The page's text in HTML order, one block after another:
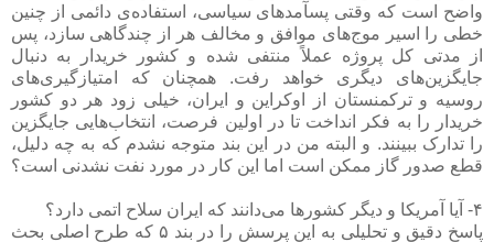
واضح است که وقتی پسآمدهای سیاسی، استفاده‌ی دائمی از چنین
خطی را اسیر موج‌های موافق و مخالف هر از چندگاهی سازد، پس
از مدتی کل پروژه عملاً منتفی شده و کشور خریدار به دنبال
جایگزین‌های دیگری خواهد رفت. همچنان که امتیازگیری‌های
روسیه و ترکمنستان از اوکراین و ایران، خیلی زود هر دو کشور
خریدار را به فکر انداخت تا در اولین فرصت، انتخاب‌هایی جایگزین
را تدارک ببینند. و البته من در این بند متوجه نشدم که به چه دلیل،
قطع صدور گاز ممکن است اما این کار در مورد نفت نشدنی است؟
۴- آیا آمریکا و دیگر کشورها می‌دانند که ایران سلاح اتمی دارد؟
پاسخ دقیق و تحلیلی به این پرسش را در بند ۵ که طرح اصلی بحث